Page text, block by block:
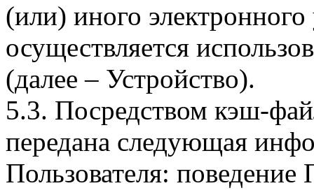
(или) иного электронного
осуществляется
(далее – Устройство).
5.3. Посредством кэш-
передана следующая
Пользователя: